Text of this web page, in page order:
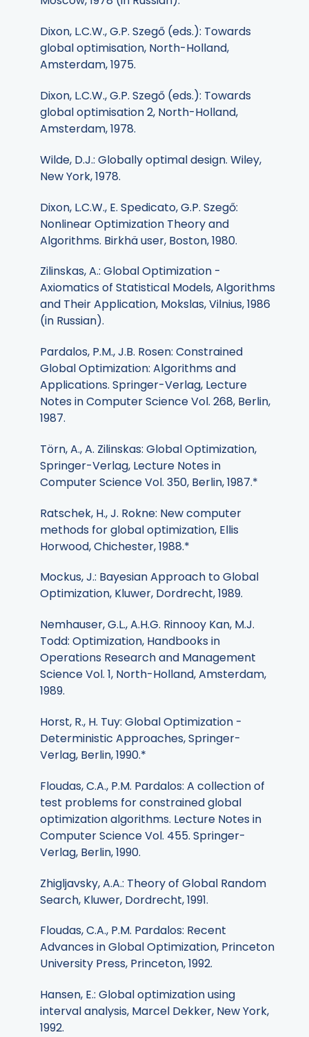
Dixon, L.C.W., G.P. Szegő (eds.): Towards
global optimisation, North-Holland,
Amsterdam, 1975.
Dixon, L.C.W., G.P. Szegő (eds.): Towards
global optimisation 2, North-Holland,
Amsterdam, 1978.
Wilde, D.J.: Globally optimal design. Wiley,
New York, 1978.
Dixon, L.C.W., E. Spedicato, G.P. Szegő:
Nonlinear Optimization Theory and
Algorithms. Birkhä user, Boston, 1980.
Zilinskas, A.: Global Optimization -
Axiomatics of Statistical Models, Algorithms
and Their Application, Mokslas, Vilnius, 1986
(in Russian).
Pardalos, P.M., J.B. Rosen: Constrained
Global Optimization: Algorithms and
Applications. Springer-Verlag, Lecture
Notes in Computer Science Vol. 268, Berlin,
1987.
Törn, A., A. Zilinskas: Global Optimization,
Springer-Verlag, Lecture Notes in
Computer Science Vol. 350, Berlin, 1987.*
Ratschek, H., J. Rokne: New computer
methods for global optimization, Ellis
Horwood, Chichester, 1988.*
Mockus, J.: Bayesian Approach to Global
Optimization, Kluwer, Dordrecht, 1989.
Nemhauser, G.L., A.H.G. Rinnooy Kan, M.J.
Todd: Optimization, Handbooks in
Operations Research and Management
Science Vol. 1, North-Holland, Amsterdam,
1989.
Horst, R., H. Tuy: Global Optimization -
Deterministic Approaches, Springer-
Verlag, Berlin, 1990.*
Floudas, C.A., P.M. Pardalos: A collection of
test problems for constrained global
optimization algorithms. Lecture Notes in
Computer Science Vol. 455. Springer-
Verlag, Berlin, 1990.
Zhigljavsky, A.A.: Theory of Global Random
Search, Kluwer, Dordrecht, 1991.
Floudas, C.A., P.M. Pardalos: Recent
Advances in Global Optimization, Princeton
University Press, Princeton, 1992.
Hansen, E.: Global optimization using
interval analysis, Marcel Dekker, New York,
1992.